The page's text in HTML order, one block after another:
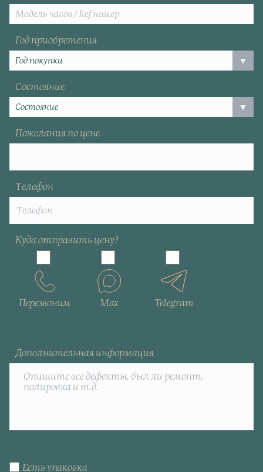
Год приобретения
Состояние
Пожелания по цене
Телефон
Куда отправить цену?
Перезвоним Max Telegram
Дополнительная информация
Есть упаковка